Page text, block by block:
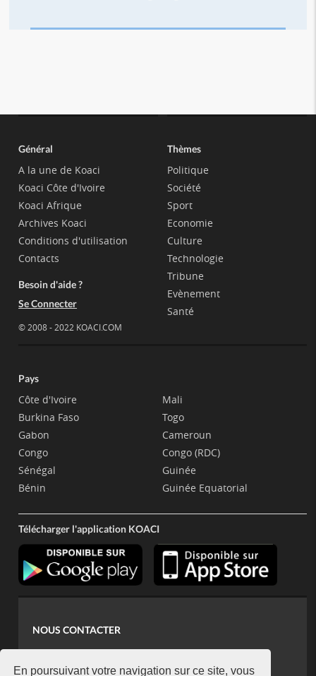
En poursuivant votre navigation sur ce site, vous
Général
A la une de Koaci
Koaci Côte d'Ivoire
Koaci Afrique
Archives Koaci
Conditions d'utilisation
Contacts
Besoin d'aide ?
Se Connecter
© 2008 - 2022 KOACI.COM
Thèmes
Politique
Société
Sport
Economie
Culture
Technologie
Tribune
Evènement
Santé
Pays
Côte d'Ivoire
Burkina Faso
Gabon
Congo
Sénégal
Bénin
Mali
Togo
Cameroun
Congo (RDC)
Guinée
Guinée Equatorial
Télécharger l'application KOACI
NOUS CONTACTER